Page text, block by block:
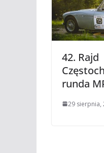
42. Rajd
runda
29 sierpnia,